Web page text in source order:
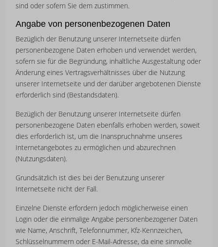
sind oder sofern Sie dem zustimmen.
Angabe von personenbezogenen Daten
Bezüglich der Benutzung unserer Internetseite dürfen
personenbezogene Daten erhoben und verwendet werden,
sofern sie für die Begründung, inhaltliche Ausgestaltung oder
Änderung eines Vertragsverhältnisses über die Nutzung
unserer Internetseite und der darüber angebotenen Dienste
erforderlich sind (Bestandsdaten).
Bezüglich der Benutzung unserer Internetseite dürfen
personenbezogene Daten ebenfalls erhoben werden, soweit
dies erforderlich ist, um die Inanspruchnahme unseres
Internetangebotes zu ermöglichen und abzurechnen
(Nutzungsdaten).
Grundsätzlich ist dies bei der Benutzung unserer
Internetseite nicht der Fall.
Einzelne Dienste erfordern jedoch möglicherweise einen
Login oder die einmalige Angabe personenbezogener Daten
wie Name, Anschrift, Telefonnummer, Kfz-Kennzeichen,
Schlüsselnummern oder E-Mail-Adresse, da eine sinnvolle